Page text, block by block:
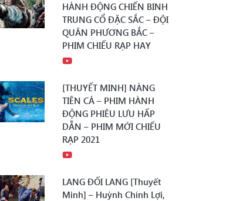
HÀNH ĐỘNG CHIẾN BINH
TRUNG CỔ ĐẶC SẮC – ĐỘI
QUÂN PHƯƠNG BẮC –
PHIM CHIẾU RẠP HAY
[THUYẾT MINH] NÀNG
TIÊN CÁ – PHIM HÀNH
ĐỘNG PHIÊU LƯU HẤP
DẪN – PHIM MỚI CHIẾU
RẠP 2021
LANG ĐỐI LANG [Thuyết
Minh] – Huỳnh Chính Lợi,